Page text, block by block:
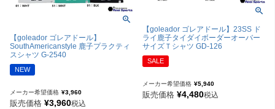
【goleador ゴレアドール】
SouthAmericanstyle 鹿子プラクティ
スシャツ G-2540
NEW
メーカー希望価格 ¥3,960
販売価格 ¥3,960税込
【goleador ゴレアドール】23SS ド
ライ鹿子タイダイボーダーオーバー
サイズＴシャツ GD-126
SALE
メーカー希望価格 ¥5,940
販売価格 ¥4,480税込